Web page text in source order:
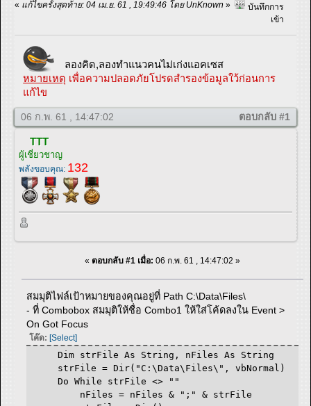
« แก้ไขครั้งสุดท้าย: 04 เม.ย. 61 , 19:49:46 โดย UnKnown »
บันทึกการ
เข้า
ลองคิด,ลองทำแนวคนไม่เก่งแอคเซส
หมายเหตุ เพื่อความปลอดภัยโปรดสำรองข้อมูลใว้ก่อนการ
แก้ไข
06 ก.พ. 61 , 14:47:02 ตอบกลับ #1
TTT
ผู้เชี่ยวชาญ
พลังขอบคุณ: 132
« ตอบกลับ #1 เมื่อ: 06 ก.พ. 61 , 14:47:02 »
สมมุติไฟล์เป้าหมายของคุณอยู่ที่ Path C:\Data\Files\
- ที่ Combobox สมมุติให้ชื่อ Combo1 ให้ใส่โค้ดลงใน Event >
On Got Focus
โค๊ด: [Select]
Dim strFile As String, nFiles As String
strFile = Dir("C:\Data\Files\", vbNormal)
Do While strFile <> ""
nFiles = nFiles & ";" & strFile